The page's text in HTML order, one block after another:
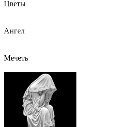
Цветы
Ангел
Мечеть